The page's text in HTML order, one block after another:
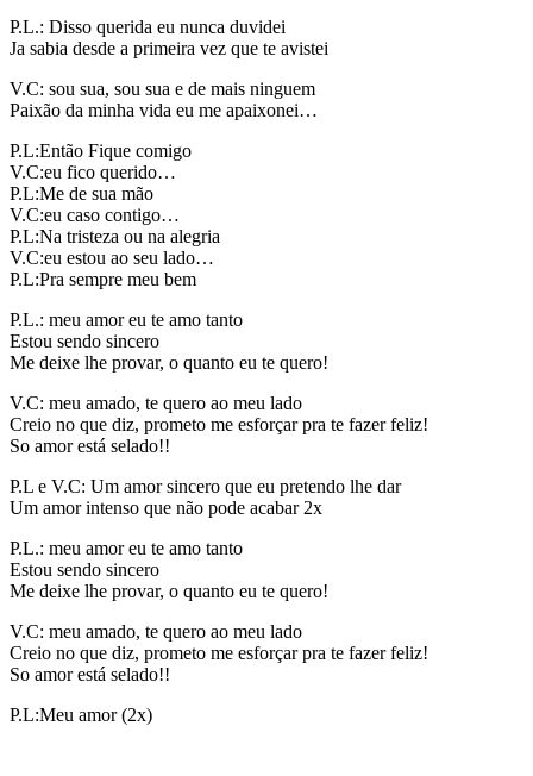
P.L.: Disso querida eu nunca duvidei
Ja sabia desde a primeira vez que te avistei
V.C: sou sua, sou sua e de mais ninguem
Paixão da minha vida eu me apaixonei…
P.L:Então Fique comigo
V.C:eu fico querido…
P.L:Me de sua mão
V.C:eu caso contigo…
P.L:Na tristeza ou na alegria
V.C:eu estou ao seu lado…
P.L:Pra sempre meu bem
P.L.: meu amor eu te amo tanto
Estou sendo sincero
Me deixe lhe provar, o quanto eu te quero!
V.C: meu amado, te quero ao meu lado
Creio no que diz, prometo me esforçar pra te fazer feliz!
So amor está selado!!
P.L e V.C: Um amor sincero que eu pretendo lhe dar
Um amor intenso que não pode acabar 2x
P.L.: meu amor eu te amo tanto
Estou sendo sincero
Me deixe lhe provar, o quanto eu te quero!
V.C: meu amado, te quero ao meu lado
Creio no que diz, prometo me esforçar pra te fazer feliz!
So amor está selado!!
P.L:Meu amor (2x)